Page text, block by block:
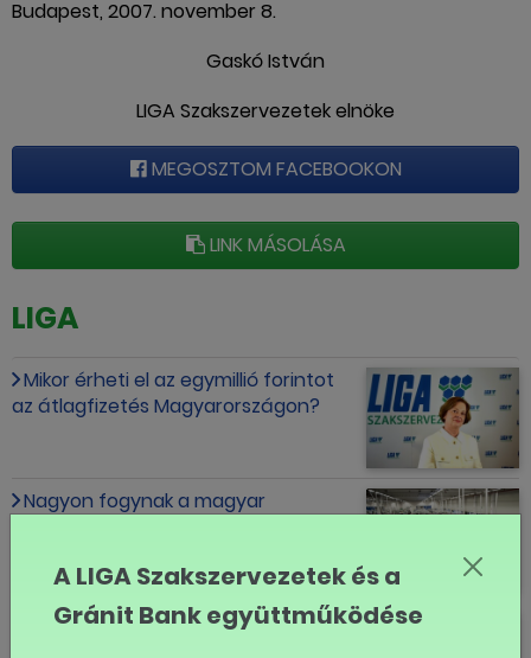
Budapest, 2007. november 8.
Gaskó István
LIGA Szakszervezetek elnöke
MEGOSZTOM FACEBOOKON
LINK MÁSOLÁSA
LIGA
Mikor érheti el az egymillió forintot
az átlagfizetés Magyarországon?
Nagyon fogynak a magyar
Boldog Új Évet!
A LIGA Szakszervezetek és a
Gránit Bank együttműködése